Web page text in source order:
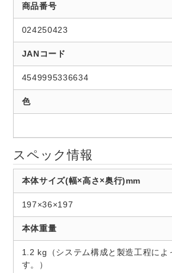
商品番号
024250423
JANコード
4549995336634
色
スペック情報
本体サイズ(幅×高さ×奥行)mm
197×36×197
本体重量
1.2 kg（システム構成と製造工程によ
す。）